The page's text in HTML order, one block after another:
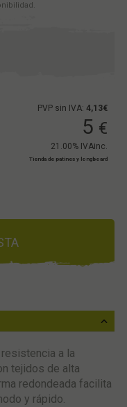
PVP sin IVA:4,13€
5 €
21.00% IVAinc.
Tienda de patines y longboard
a la
tejidos de alta
redondeada facilita
y rápido.